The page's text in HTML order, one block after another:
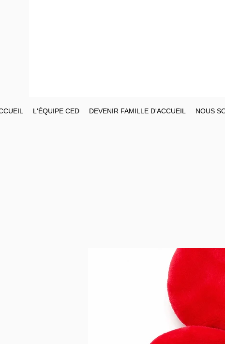
L'ÉQUIPE CED DEVENIR FAMILLE D'ACCUEIL NOUS